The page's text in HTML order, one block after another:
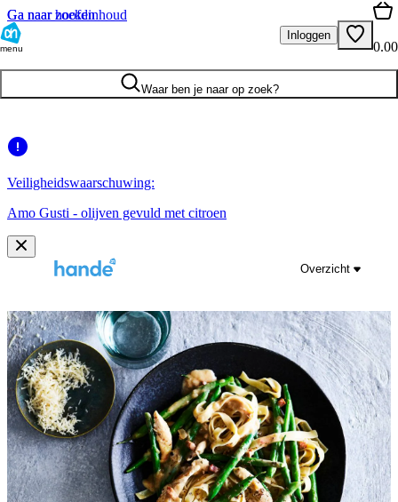
Ga naar hoofdinhoud
Ga naar zoeken
menu
Inloggen
0.00
Waar ben je naar op zoek?
Veiligheidswaarschuwing:
Amo Gusti - olijven gevuld met citroen
Overzicht